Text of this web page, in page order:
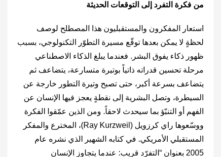
من فكرة التفرد إلى التوقعات الحديثة
استعار المفكرون والمستقبليون هذا المصطلح لوصف
لحظةٍ لا يمكن بعدها توقّع مسيرة التطوّر التكنولوجي، بسبب
ظهور ذكاء يفوق البشر. فعندما يبلغ الذكاء الاصطناعي
مرحلة تحسين قدراته ذاتياً بوتيرة متسارعة، يتضاعف ثم
يتضاعف بسرعة أكبر، حتى تصبح وتيرة التطور خارجة عن
السيطرة، وتصل البشرية إلى نقطةٍ يعجز فيها الإنسان عن
الفهم أو التنبّؤ بما سيحدث لاحقاً. ومن الذين عمّقوا الفكرة
ووسّعوها راي كرزويل (‎Ray Kurzweil‎)، المخترع والمفكر
المستقبلي الأمريكي. في كتابه الشهير الذي نشره عام
2005 بعنوان “التفرّد قريب: عندما يتجاوز الإنسان